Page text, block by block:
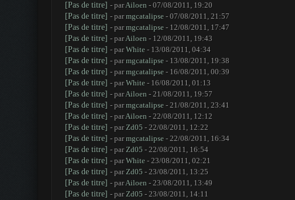
[Pas de titre] - parAiloen - 07/08/2011, 19:20
[Pas de titre] - parmgcatalipse- 07/08/2011, 21:57
[Pas de titre] - parmgcatalipse- 12/08/2011, 17:47
[Pas de titre] - parAiloen - 12/08/2011, 19:43
[Pas de titre] - parWhite- 13/08/2011, 04:34
[Pas de titre] - parmgcatalipse- 13/08/2011, 19:38
[Pas de titre] - parmgcatalipse- 16/08/2011, 00:39
[Pas de titre] - parWhite- 16/08/2011, 01:13
[Pas de titre] - parAiloen - 21/08/2011, 19:57
[Pas de titre] - parmgcatalipse- 21/08/2011, 23:41
[Pas de titre] - parAiloen - 22/08/2011, 12:12
[Pas de titre] - parZd05 - 22/08/2011, 12:22
[Pas de titre] - parmgcatalipse- 22/08/2011, 16:34
[Pas de titre] - parZd05 - 22/08/2011, 16:54
[Pas de titre] - parWhite- 23/08/2011, 02:21
[Pas de titre] - parZd05 - 23/08/2011, 13:25
[Pas de titre] - parAiloen - 23/08/2011, 13:49
[Pas de titre] - parZd05 - 23/08/2011, 14:11